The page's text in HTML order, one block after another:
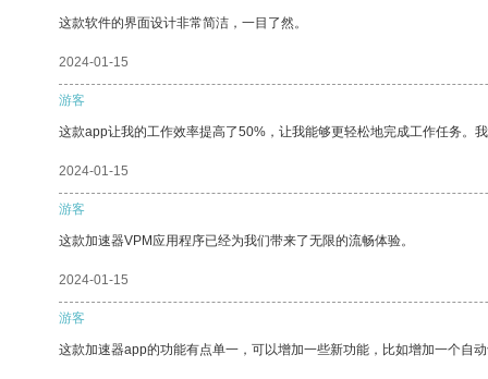
这款软件的界面设计非常简洁，一目了然。
2024-01-15
游客
这款app让我的工作效率提高了50%，让我能够更轻松地完成工作任务。
2024-01-15
游客
这款加速器VPM应用程序已经为我们带来了无限的流畅体验。
2024-01-15
游客
这款加速器app的功能有点单一，可以增加一些新功能，比如增加一个自